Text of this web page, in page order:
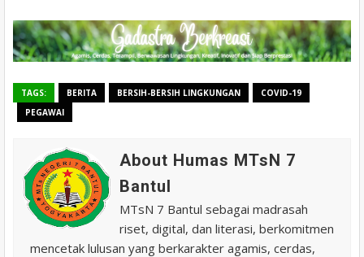
TAGS: BERITA BERSIH-BERSIH LINGKUNGAN
COVID-19
PEGAWAI
About Humas MTsN 7
Bantul
MTsN 7 Bantul sebagai madrasah
riset, digital, dan literasi, berkomitmen
mencetak lulusan yang berkarakter agamis, cerdas,